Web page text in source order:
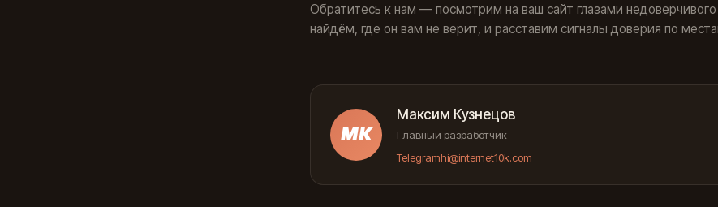
Обратитесь к нам — посмотрим на ваш сайт глазами недоверчивого
найдём, где он вам не верит, и расставим сигналы доверия по
МК
Максим Кузнецов
Главный разработчик
Telegramhi@internet10k.com